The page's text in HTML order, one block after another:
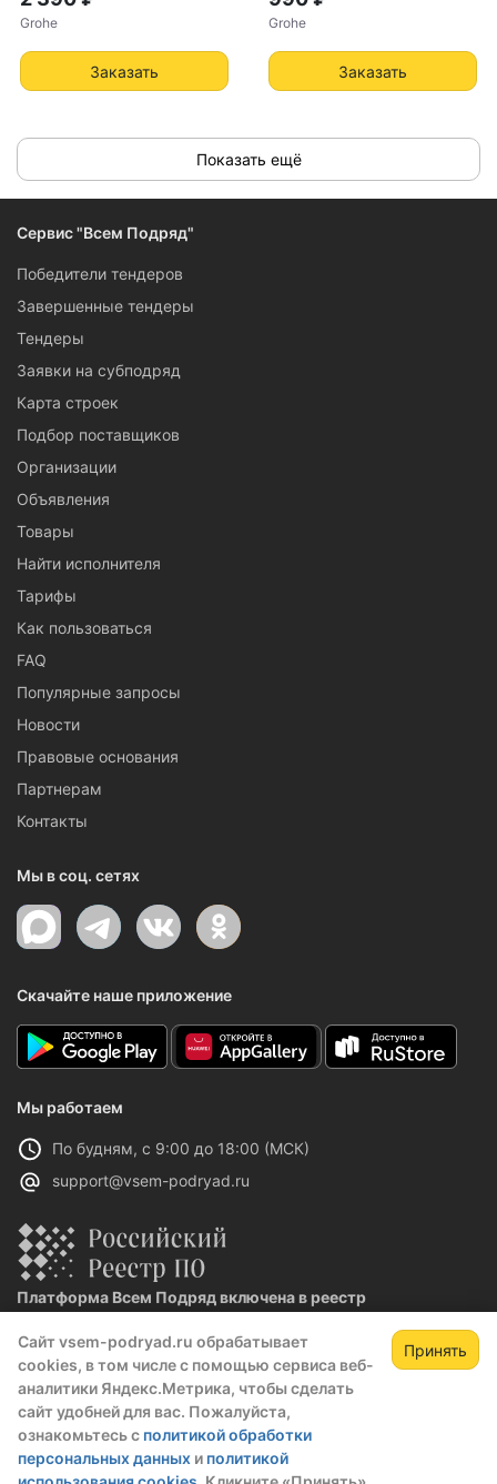
Сайт vsem-podryad.ru обрабатывает
cookies, в том числе с помощью сервиса веб-
аналитики Яндекс.Метрика, чтобы сделать
сайт удобней для вас. Пожалуйста,
ознакомьтесь с политикой обработки
персональных данных и политикой
Принять
Grohe
Заказать
Grohe
Заказать
Показать ещё
Сервис "Всем Подряд"
Победители тендеров
Завершенные тендеры
Тендеры
Заявки на субподряд
Карта строек
Подбор поставщиков
Организации
Объявления
Товары
Найти исполнителя
Тарифы
Как пользоваться
FAQ
Популярные запросы
Новости
Правовые основания
Партнерам
Контакты
Мы в соц. сетях
Скачайте наше приложение
Мы работаем
По будням, с 9:00 до 18:00 (МСК)
support@vsem-podryad.ru
Платформа Всем Подряд включена в реестр
Реестровая запись №32021 от 06.02.2026
Политика конфиденциальности
О компании